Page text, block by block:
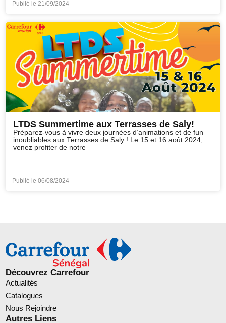
Publié le21/09/2024
LTDS Summertime aux Terrasses de Saly!
Préparez-vous à vivre deux journées d’animations et de fun
inoubliables aux Terrasses de Saly ! Le 15 et 16 août 2024,
venez profiter de notre
Publié le06/08/2024
Découvrez Carrefour
Actualités
Catalogues
Nous Rejoindre
Autres Liens